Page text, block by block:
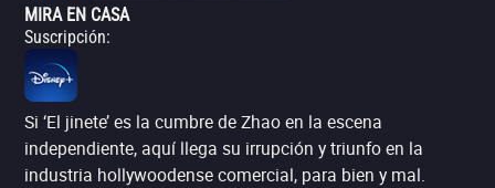
MIRA EN CASA
Suscripción:
Si ‘El jinete’ es la cumbre de Zhao en la escena
independiente, aquí llega su irrupción y triunfo en la
industria hollywoodense comercial, para bien y mal.